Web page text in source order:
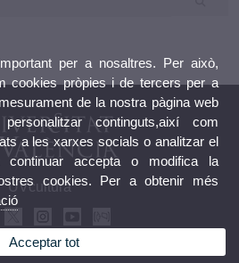
UVcultura
per a nosaltres. Per això,
cookies pròpies i de tercers per a
de la nostra pàgina web
continguts,així com
a les xarxes socials o analitzar el
accepta o modifica la
cookies. Per a obtenir més
Acceptar tot